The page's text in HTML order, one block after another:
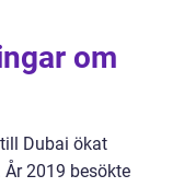
om
Dubai ökat
2019 besökte